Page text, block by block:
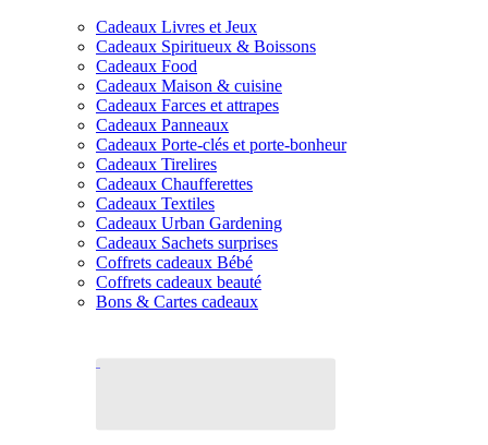
Cadeaux Livres et Jeux
Cadeaux Spiritueux & Boissons
Cadeaux Food
Cadeaux Maison & cuisine
Cadeaux Farces et attrapes
Cadeaux Panneaux
Cadeaux Porte-clés et porte-bonheur
Cadeaux Tirelires
Cadeaux Chaufferettes
Cadeaux Textiles
Cadeaux Urban Gardening
Cadeaux Sachets surprises
Coffrets cadeaux Bébé
Coffrets cadeaux beauté
Bons & Cartes cadeaux